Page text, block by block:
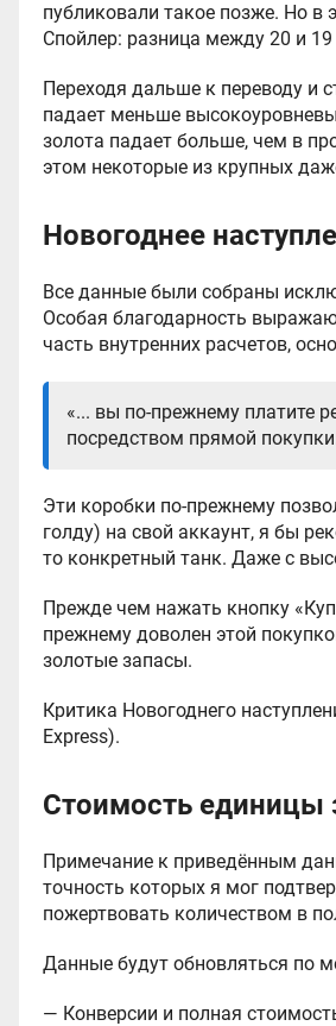
публиковали такое позже. Но в
Спойлер: разница между 20 и
Переходя дальше к переводу и
падает меньше
золота падает больше, чем в
этом некоторые из крупных
Новогоднее
Все данные были собраны
Особая благодарность
часть внутренних расчетов,
«... вы по-прежнему платите
посредством прямой
Эти коробки по-прежнему
голду) на свой аккаунт, я бы
то конкретный танк. Даже с
Прежде чем нажать кнопку
прежнему доволен этой
золотые запасы.
Критика Новогоднего
Express).
Стоимость единицы
Примечание к приведённым
точность которых я мог
пожертвовать количеством в
Данные будут обновляться по
— Конверсии и полная